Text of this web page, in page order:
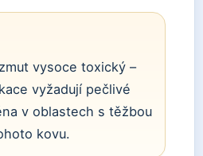
vysoce toxický –
vyžadují pečlivé
v oblastech s těžbou
kovu.